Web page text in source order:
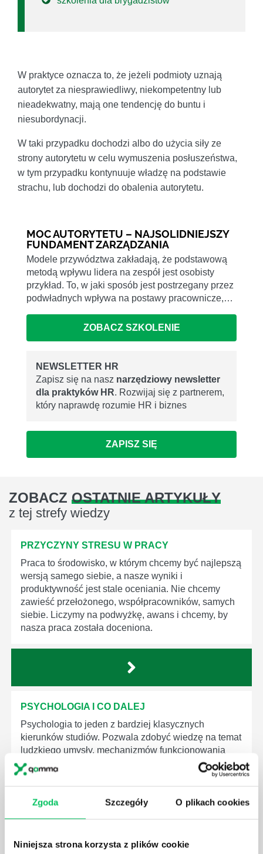
Zgoda Szczegóły O plikach cookies
Niniejsza strona korzysta z plików cookie
W praktyce oznacza to, że jeżeli podmioty uznają
autorytet za niesprawiedliwy, niekompetentny lub
nieadekwatny, mają one tendencję do buntu i
niesubordynacji.
W taki przypadku dochodzi albo do użycia siły ze
strony autorytetu w celu wymuszenia posłuszeństwa,
w tym przypadku kontynuuje władzę na podstawie
strachu, lub dochodzi do obalenia autorytetu.
MOC AUTORYTETU – NAJSOLIDNIEJSZY
FUNDAMENT ZARZĄDZANIA
Modele przywództwa zakładają, że podstawową
metodą wpływu lidera na zespół jest osobisty
przykład. To, w jaki sposób jest postrzegany przez
podwładnych wpływa na postawy pracownicze,…
ZOBACZ SZKOLENIE
NEWSLETTER HR
Zapisz się na nasz narzędziowy newsletter
dla praktyków HR. Rozwijaj się z partnerem,
który naprawdę rozumie HR i biznes
ZAPISZ SIĘ
ZOBACZ OSTATNIE ARTYKUŁY
z tej strefy wiedzy
PRZYCZYNY STRESU W PRACY
Praca to środowisko, w którym chcemy być najlepszą
wersją samego siebie, a nasze wyniki i
produktywność jest stale oceniania. Nie chcemy
zawieść przełożonego, współpracowników, samych
siebie. Liczymy na podwyżkę, awans i chcemy, by
nasza praca została doceniona.
PSYCHOLOGIA I CO DALEJ
Psychologia to jeden z bardziej klasycznych
kierunków studiów. Pozwala zdobyć wiedzę na temat
ludzkiego umysły, mechanizmów funkcjonowania
ludzkiej psychiki, procesów decyzyjnych.
PSYCHOLOGIA W ZARZĄDZANIU PRACA